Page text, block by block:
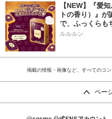
【NEW】『愛
トの香り）』
で、ふっくらも
ルルルン
掲載の情報・画像など、すべてのコ
ペー